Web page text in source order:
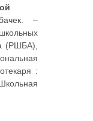
–
(РШБА),
: